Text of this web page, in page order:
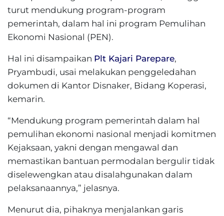
turut mendukung program-program
pemerintah, dalam hal ini program Pemulihan
Ekonomi Nasional (PEN).
Hal ini disampaikan Plt Kajari Parepare,
Pryambudi, usai melakukan penggeledahan
dokumen di Kantor Disnaker, Bidang Koperasi,
kemarin.
“Mendukung program pemerintah dalam hal
pemulihan ekonomi nasional menjadi komitmen
Kejaksaan, yakni dengan mengawal dan
memastikan bantuan permodalan bergulir tidak
diselewengkan atau disalahgunakan dalam
pelaksanaannya,” jelasnya.
Menurut dia, pihaknya menjalankan garis